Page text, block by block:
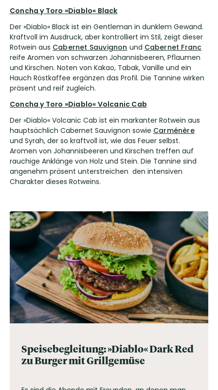
Concha y Toro »Diablo« Black
Der »Diablo« Black ist ein Gentleman in dunklem Gewand.
Kraftvoll im Ausdruck, aber kontrolliert im Stil, zeigt dieser
Rotwein aus Cabernet Sauvignon und Cabernet Franc
reife Aromen von schwarzen Johannisbeeren, Pflaumen
und Kirschen. Noten von Kakao, Tabak, Vanille und ein
Hauch Röstkaffee ergänzen das Profil. Die Tannine wirken
präsent und reif zugleich.
Concha y Toro »Diablo« Volcanic Cab
Der »Diablo« Volcanic Cab ist ein markanter Rotwein aus
hauptsächlich Cabernet Sauvignon sowie Carménère
und Syrah, der so kraftvoll ist, wie das Feuer selbst.
Aromen von Johannisbeeren und Kirschen treffen auf
rauchige Anklänge von Holz und Stein. Die Tannine sind
angenehm präsent unterstreichen den intensiven
Charakter dieses Rotweins.
Speisebegleitung: »Diablo« Dark Red
zu Burger mit Grillgemüse